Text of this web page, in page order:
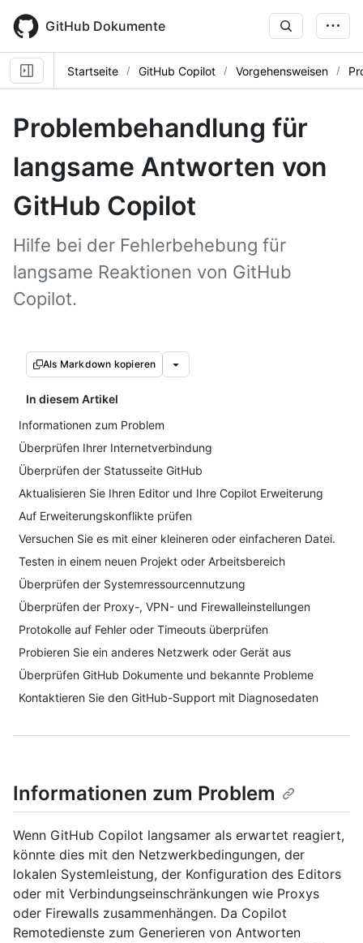
main
content
GitHub Dokumente
Startseite GitHub Copilot Vorgehensweisen
Problembehandlung für
langsame Antworten von
GitHub Copilot
Hilfe bei der Fehlerbehebung für
langsame Reaktionen von GitHub
Copilot.
Als Markdown kopieren
In diesem Artikel
Informationen zum Problem
Überprüfen Ihrer Internetverbindung
Überprüfen der Statusseite GitHub
Aktualisieren Sie Ihren Editor und Ihre Copilot Erweiterung
Auf Erweiterungskonflikte prüfen
Versuchen Sie es mit einer kleineren oder einfacheren Datei.
Testen in einem neuen Projekt oder Arbeitsbereich
Überprüfen der Systemressourcennutzung
Überprüfen der Proxy-, VPN- und Firewalleinstellungen
Protokolle auf Fehler oder Timeouts überprüfen
Probieren Sie ein anderes Netzwerk oder Gerät aus
Überprüfen GitHub Dokumente und bekannte Probleme
Kontaktieren Sie den GitHub-Support mit Diagnosedaten
Informationen zum Problem
Wenn GitHub Copilot langsamer als erwartet reagiert,
könnte dies mit den Netzwerkbedingungen, der
lokalen Systemleistung, der Konfiguration des Editors
oder mit Verbindungseinschränkungen wie Proxys
oder Firewalls zusammenhängen. Da Copilot
Remotedienste zum Generieren von Antworten